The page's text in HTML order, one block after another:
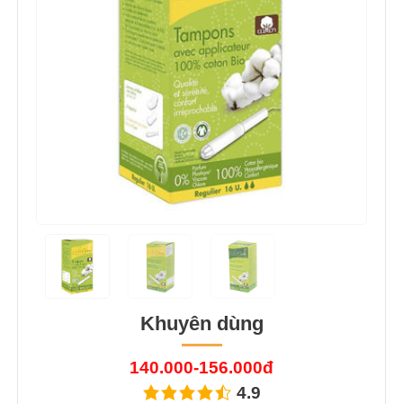
Khuyên dùng
140.000-156.000đ
4.9